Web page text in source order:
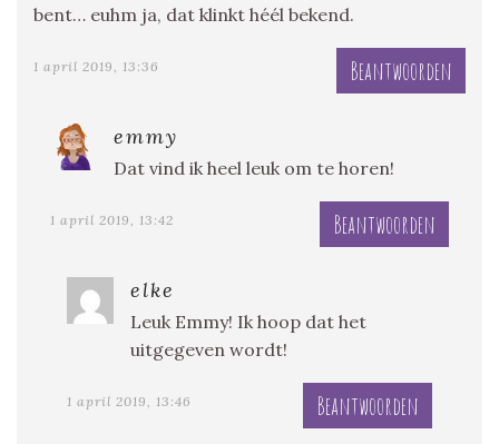
bent… euhm ja, dat klinkt héél bekend.
1 april 2019, 13:36 Beantwoorden
emmy
Dat vind ik heel leuk om te horen!
1 april 2019, 13:42 Beantwoorden
elke
Leuk Emmy! Ik hoop dat het
uitgegeven wordt!
1 april 2019, 13:46 Beantwoorden